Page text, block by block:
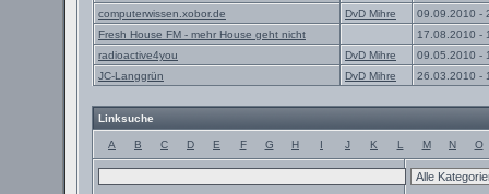
computerwissen.xobor.de
DvD Mihre
09.09.2010 -
Fresh House FM - mehr House geht nicht
17.08.2010 -
radioactive4you
DvD Mihre
09.05.2010 -
JC-Langgrün
DvD Mihre 26.03.2010 -
Linksuche
A B C D E F G H I J K L M N O